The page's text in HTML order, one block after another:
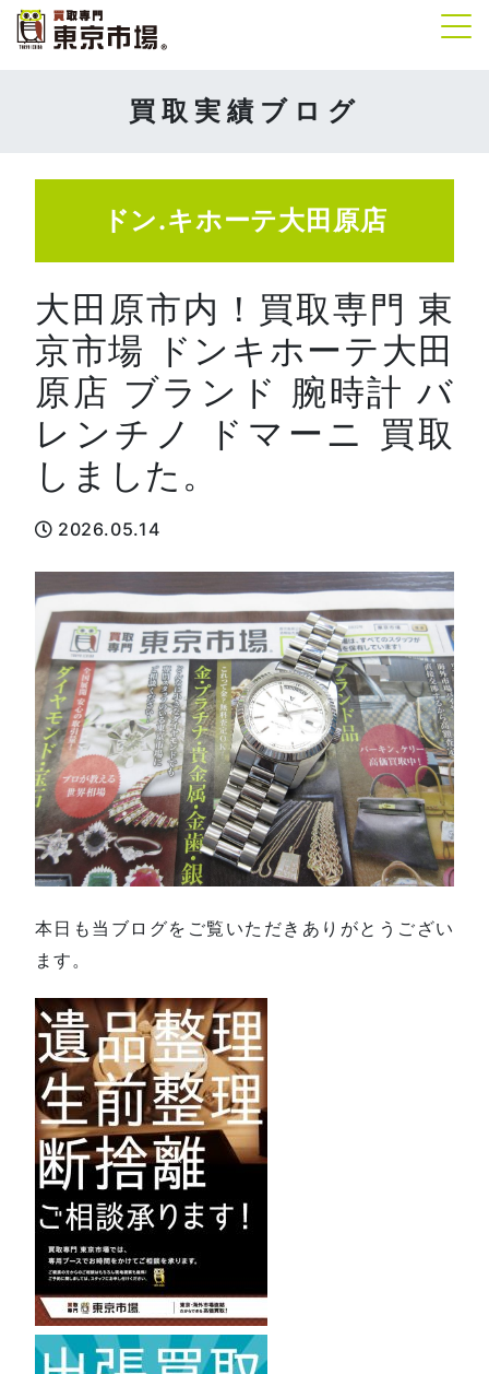
買取実績ブログ
ドン.キホーテ大田原店
大田原市内！買取専門 東
京市場 ドンキホーテ大田
原店 ブランド 腕時計 バ
レンチノ ドマーニ 買取
しました。
2026.05.14
本日も当ブログをご覧いただきありがとうござい
ます。